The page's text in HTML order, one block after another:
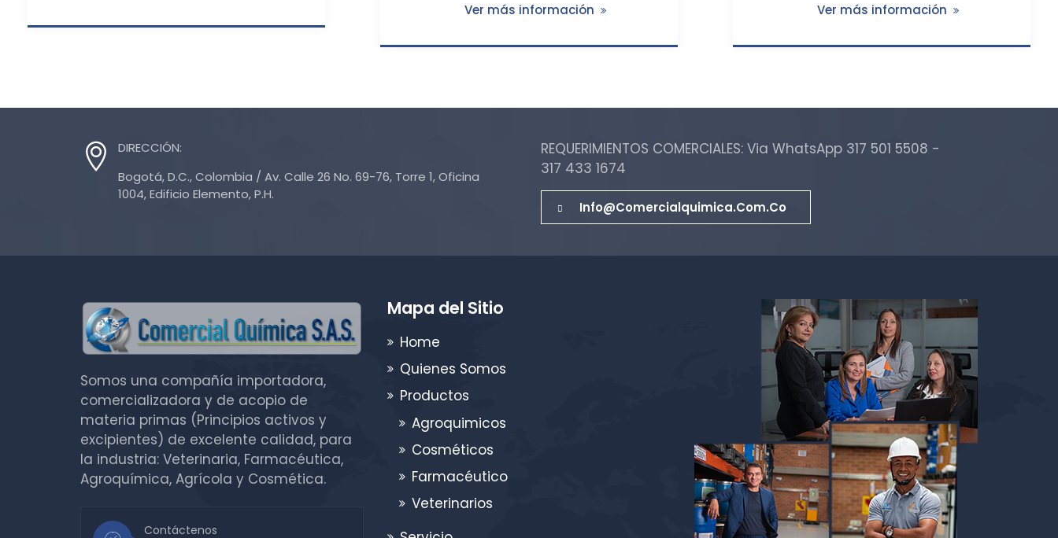
Ver más información
Ver más información
DIRECCIÓN:
Bogotá, D.C., Colombia / Av. Calle 26 No. 69-76, Torre 1, Oficina
1004, Edificio Elemento, P.H.
REQUERIMIENTOS COMERCIALES: Via WhatsApp 317 501 5508 -
317 433 1674
Info@comercialquimica.com.co
Somos una compañía importadora,
comercializadora y de acopio de
materia primas (Principios activos y
excipientes) de excelente calidad, para
la industria: Veterinaria, Farmacéutica,
Agroquímica, Agrícola y Cosmética.
Contáctenos
Mapa del Sitio
Home
Quienes Somos
Productos
Agroquimicos
Cosméticos
Farmacéutico
Veterinarios